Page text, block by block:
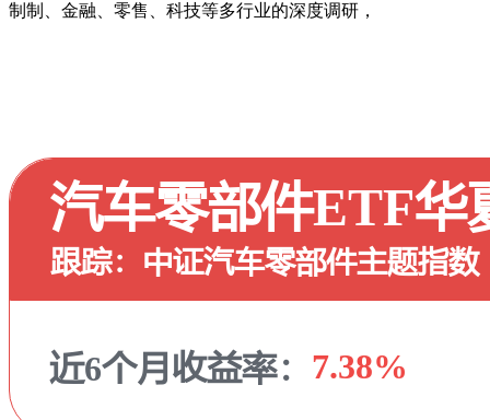
制制、金融、零售、科技等多行业的深度调研，